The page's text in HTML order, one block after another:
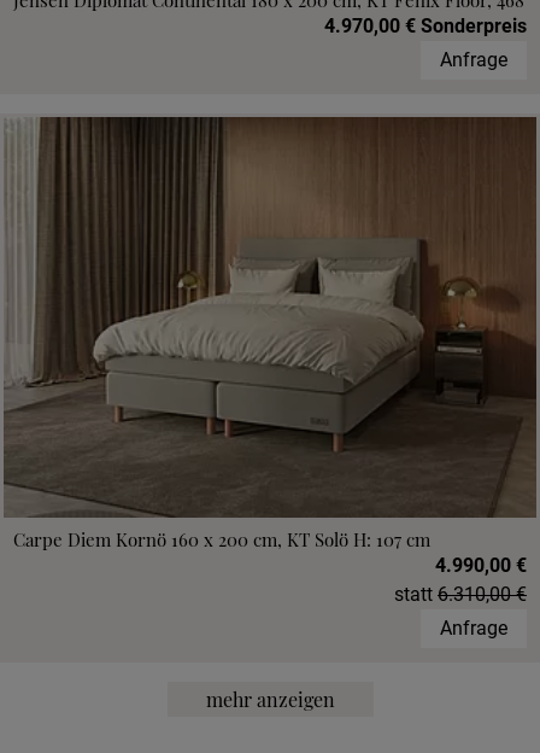
4.970,00 € Sonderpreis
Anfrage
Carpe Diem Kornö 160 x 200 cm, KT Solö H: 107 cm
4.990,00 €
statt 6.310,00 €
Anfrage
mehr anzeigen